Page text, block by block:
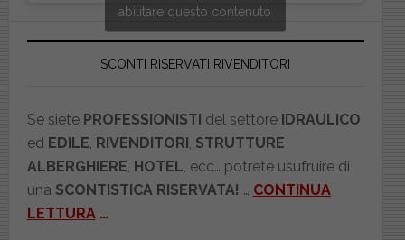
abilitare questo contenuto
SCONTI RISERVATI RIVENDITORI
Se siete PROFESSIONISTI del settore IDRAULICO
ed EDILE RIVENDITORI STRUTTURE
ALBERGHIERE HOTEL , ecc… potrete usufruire di
una SCONTISTICA RISERVATA! … CONTINUA
LETTURA …